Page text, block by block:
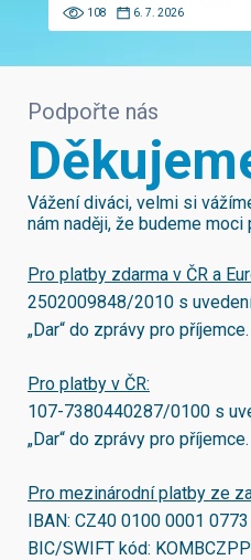
108 6. 7. 2026
Podpořte nás
Vážení diváci, velmi si
nám naději, že budeme moci
Pro platby zdarma v ČR a
2502009848/2010 s
„Dar“ do zprávy pro příjemce.
Pro platby v ČR:
107-7380440287/0100 s
„Dar“ do zprávy pro příjemce.
Pro mezinárodní platby ze
IBAN: CZ40 0100 0001
BIC/SWIFT kód: